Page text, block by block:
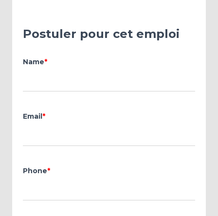
Postuler pour cet emploi
Name*
Email*
Phone*